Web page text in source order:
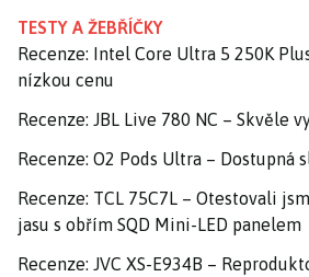
TESTY A ŽEBŘÍČKY
Recenze: Intel Core Ultra 5 250K
nízkou cenu
Recenze: JBL Live 780 NC – Skvěle
Recenze: O2 Pods Ultra – Dostupná
Recenze: TCL 75C7L – Otestovali
jasu s obřím SQD Mini-LED panelem
Recenze: JVC XS-E934B –